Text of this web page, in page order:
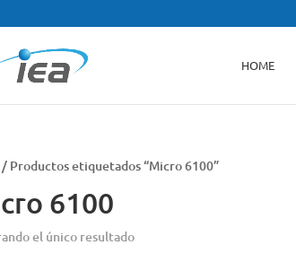
HOME
/ Productos etiquetados “Micro 6100”
6100
el único resultado